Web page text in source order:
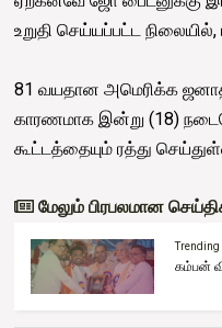
உறுதி செய்யப்பட்ட
81 வயதான அமெரிக்க
காரணமாக இன்று (18)
கூட்டத்தையும் ரத்து
மேலும் பிரபலமான
Trending
கம்பன்